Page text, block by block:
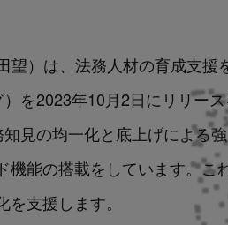
）は、法務人材の育成支援
を2023年10月2日にリリー
見の均一化と底上げによる強
機能の搭載をしています。こ
支援します。